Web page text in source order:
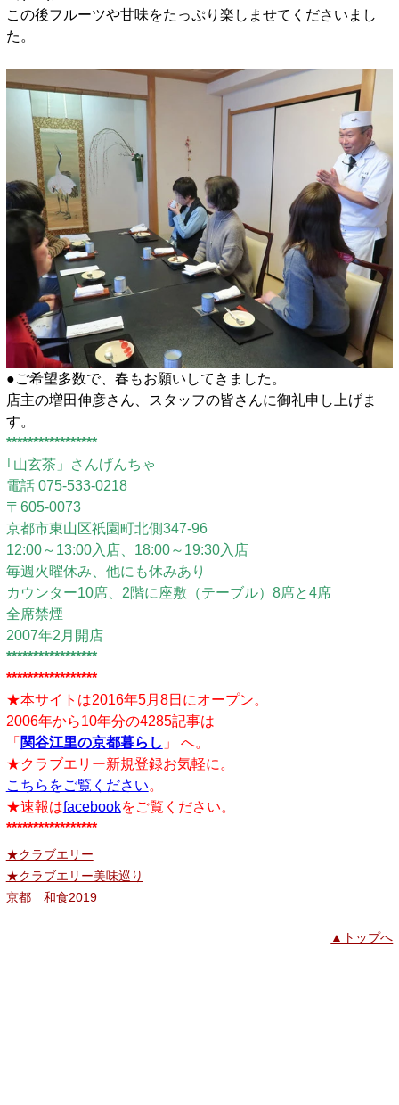
この後フルーツや甘味をたっぷり楽しませてくださいまし
た。
●ご希望多数で、春もお願いしてきました。
店主の増田伸彦さん、スタッフの皆さんに御礼申し上げま
す。
*****************
｢山玄茶」さんげんちゃ
電話 075-533-0218
〒605-0073
京都市東山区祇園町北側347-96
12:00～13:00入店、18:00～19:30入店
毎週火曜休み、他にも休みあり
カウンター10席、2階に座敷（テーブル）8席と4席
全席禁煙
2007年2月開店
*****************
*****************
★本サイトは2016年5月8日にオープン。
2006年から10年分の4285記事は
「 関谷江里の京都暮らし 」 へ。
★クラブエリー新規登録お気軽に。
こちらをご覧ください。
★速報はfacebookをご覧ください。
*****************
★クラブエリー
★クラブエリー美味巡り
京都 和食2019
▲トップへ